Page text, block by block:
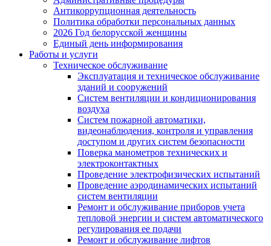
Антикоррупционная деятельность
Политика обработки персональных данных
2026 Год белорусской женщины
Единый день информирования
Работы и услуги
Техническое обслуживание
Эксплуатация и техническое обслуживание
зданий и сооружений
Систем вентиляции и кондиционирования
воздуха
Систем пожарной автоматики,
видеонаблюдения, контроля и управления
доступом и других систем безопасности
Поверка манометров технических и
электроконтактных
Проведение электрофизических испытаний
Проведение аэродинамических испытаний
систем вентиляции
Ремонт и обслуживание приборов учета
тепловой энергии и систем автоматического
регулирования ее подачи
Ремонт и обслуживание лифтов